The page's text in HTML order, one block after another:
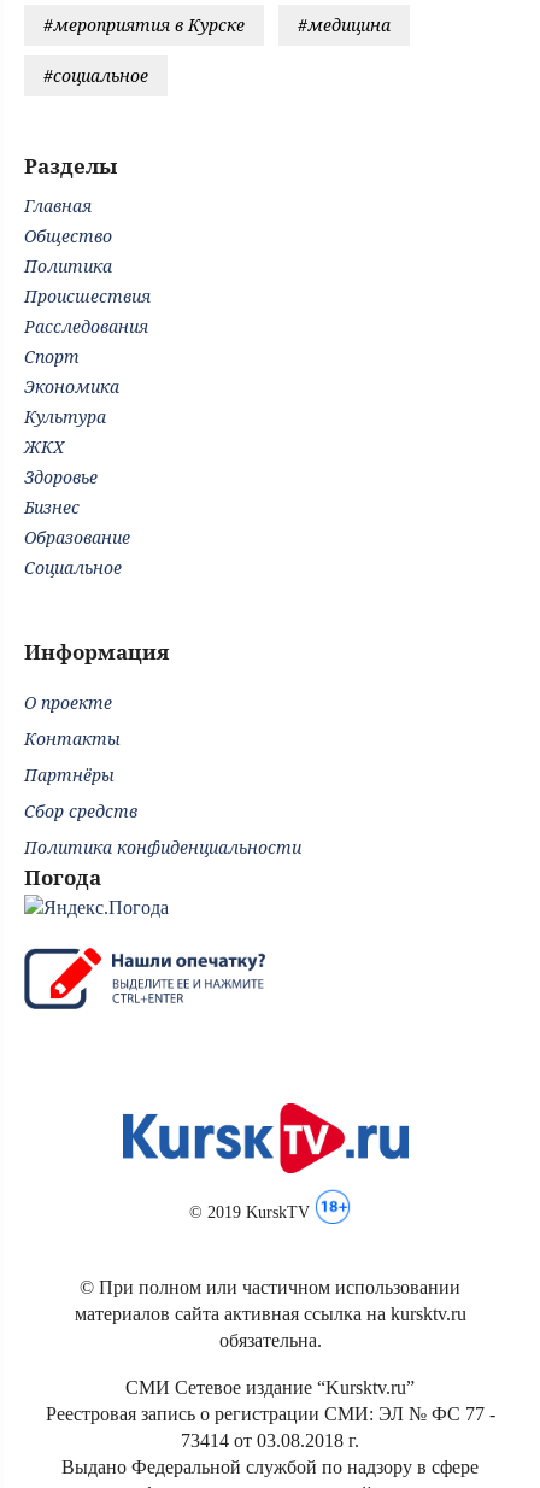
#мероприятия в Курске #медицина
#социальное
Разделы
Главная
Общество
Политика
Происшествия
Расследования
Спорт
Экономика
Культура
ЖКХ
Здоровье
Бизнес
Образование
Социальное
Информация
О проекте
Контакты
Партнёры
Сбор средств
Политика конфиденциальности
Погода
© 2019 KurskTV
© При полном или частичном использовании
материалов сайта активная ссылка на kursktv.ru
обязательна.
СМИ Сетевое издание “Kursktv.ru”
Реестровая запись о регистрации СМИ: ЭЛ № ФС 77 -
73414 от 03.08.2018 г.
Выдано Федеральной службой по надзору в сфере